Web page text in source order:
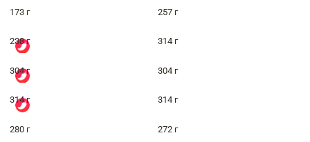
173 г 257 г
238 г 314 г
304 г 304 г
314 г 314 г
280 г 272 г